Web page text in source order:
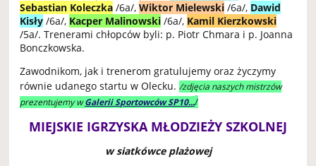
Sebastian Koleczka /6a/,Wiktor Mielewski /6a/, Dawid
Kisły /6a/, Kacper Malinowski /6a/, Kamil Kierzkowski
/5a/. Trenerami chłopców byli: p. Piotr Chmara i p. Joanna
Bonczkowska.
Zawodnikom, jak i trenerom gratulujemy oraz życzymy
równie udanego startu w Olecku. /zdjęcia naszych mistrzów
prezentujemy wGalerii Sportowców SP10.../
MIEJSKIE IGRZYSKA MŁODZIEŻY SZKOLNEJ
w siatkówce plażowej